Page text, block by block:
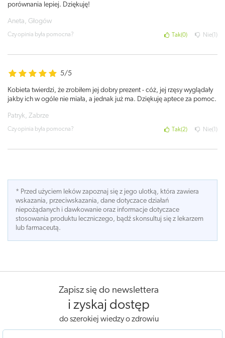
porównania lepiej. Dziękuję!
Aneta, Głogów
Czy opinia była pomocna? Tak 0 Nie
5/5
Kobieta twierdzi, że zrobiłem jej dobry prezent - cóż, jej rzęsy wyglądały
jakby ich w ogóle nie miała, a jednak już ma. Dziękuję aptece za pomoc.
Patryk, Zabrze
Czy opinia była pomocna? Tak 2 Nie
* Przed użyciem leków zapoznaj się z jego ulotką, która zawiera
wskazania, przeciwskazania, dane dotyczace działań
niepożądanych i dawkowanie oraz informacje dotyczace
stosowania produktu leczniczego, bądź skonsultuj się z lekarzem
lub farmaceutą.
Zapisz się do newslettera
i zyskaj dostęp
do szerokiej wiedzy o zdrowiu